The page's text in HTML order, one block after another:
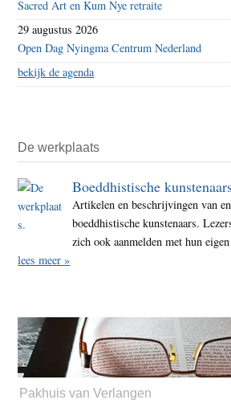
Sacred Art en Kum Nye retraite
29 augustus 2026
Open Dag Nyingma Centrum Nederland
bekijk de agenda
De werkplaats
Boeddhistische
Artikelen en beschrijvingen van
boeddhistische kunstenaars.
zich ook aanmelden met hun
lees meer »
Pakhuis van Verlangen